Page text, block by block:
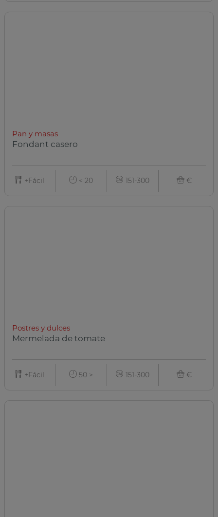
Pan y masas
Fondant casero
+Fácil < 20 151-300 €
Postres y dulces
Mermelada de tomate
+Fácil 50 > 151-300 €